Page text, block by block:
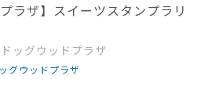
ラザ】スイーツスタンプラリ
ッグウッドプラザ
グウッドプラザ